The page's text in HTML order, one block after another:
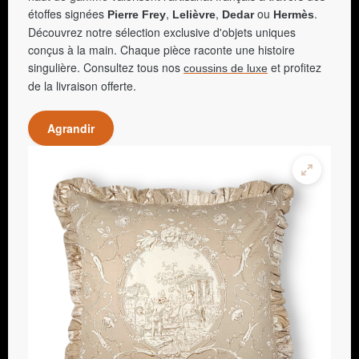
étoffes signées Pierre Frey, Lelièvre, Dedarou Hermès.
Découvrez notre sélection exclusive d'objets uniques
conçus à la main. Chaque pièce raconte une histoire
singulière. Consultez tous nos coussins de luxe et profitez
de la livraison offerte.
Agrandir